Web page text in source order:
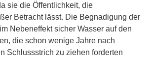
sie die Öffentlichkeit, die
Betracht lässt. Die Begnadigung der
Nebeneffekt sicher Wasser auf den
die schon wenige Jahre nach
Schlussstrich zu ziehen forderten